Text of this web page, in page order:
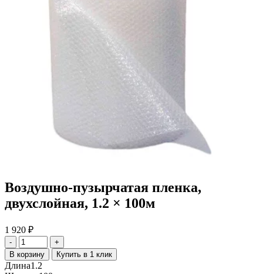
Воздушно-пузырчатая пленка,
двухслойная, 1.2 × 100м
1 920 ₽
-
+
В корзину
Купить в 1 клик
Длина1.2